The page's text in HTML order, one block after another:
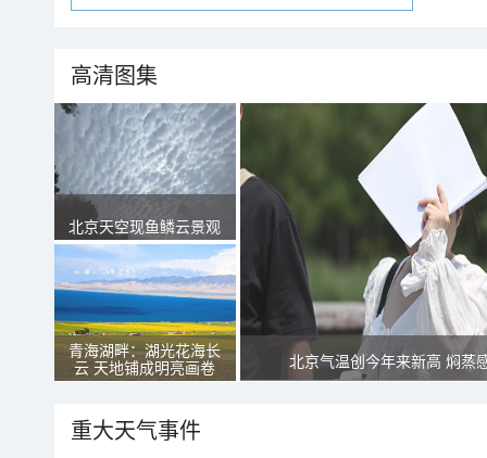
高清图集
北京天空现鱼鳞云景观
青海湖畔：湖光花海长
云 天地铺成明亮画卷
北京气温创今年来新高 焖蒸
重大天气事件